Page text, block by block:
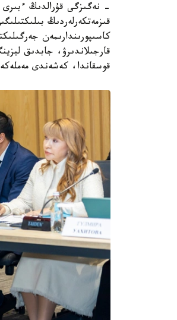
- نەگىزگى قۇرالدىڭ
قىزمەتكەرلەردىڭ
كاسىپورىندارىمەن
قارجىلاندىرۋ، جابدىق
قوسقاندا، كەشەندى